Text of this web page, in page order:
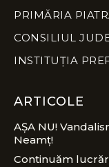
PRIMĂRIA
CONSILIUL
INSTITUȚIA
ARTICOLE
AȘA NU!
Neamț!
Continuăm